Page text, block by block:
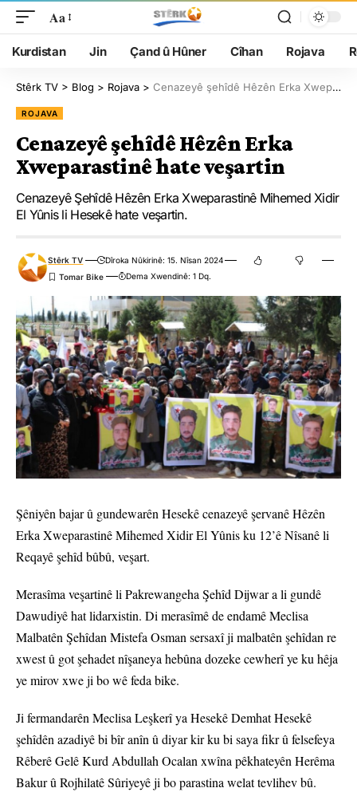
Aa
Kurdistan Jin Çand û Hûner Cîhan Rojava
Stêrk TV > Blog > Rojava > Cenazeyê şehîdê Hêzên Erka Xweparastinê hate veşartin
ROJAVA
Cenazeyê şehîdê Hêzên Erka
Xweparastinê hate veşartin
Cenazeyê Şehîdê Hêzên Erka Xweparastinê Mihemed Xidir
El Yûnis li Hesekê hate veşartin.
Stêrk TV
Dîroka Nûkirinê: 15. Nîsan 2024
Dema Xwendinê: 1 Dq.
Şêniyên bajar û gundewarên Hesekê cenazeyê şervanê Hêzên
Erka Xweparastinê Mihemed Xidir El Yûnis ku 12’ê Nîsanê li
Reqayê şehîd bûbû, veşart.
Merasîma veşartinê li Pakrewangeha Şehîd Dijwar a li gundê
Dawudiyê hat lidarxistin. Di merasîmê de endamê Meclisa
Malbatên Şehîdan Mistefa Osman sersaxî ji malbatên şehîdan re
xwest û got şehadet nîşaneya hebûna dozeke cewherî ye ku hêja
ye mirov xwe ji bo wê feda bike.
Ji fermandarên Meclisa Leşkerî ya Hesekê Demhat Hesekê
şehîdên azadiyê bi bîr anîn û diyar kir ku bi saya fikr û felsefeya
Rêberê Gelê Kurd Abdullah Ocalan xwîna pêkhateyên Herêma
Bakur û Rojhilatê Sûriyeyê ji bo parastina welat tevlihev bû.